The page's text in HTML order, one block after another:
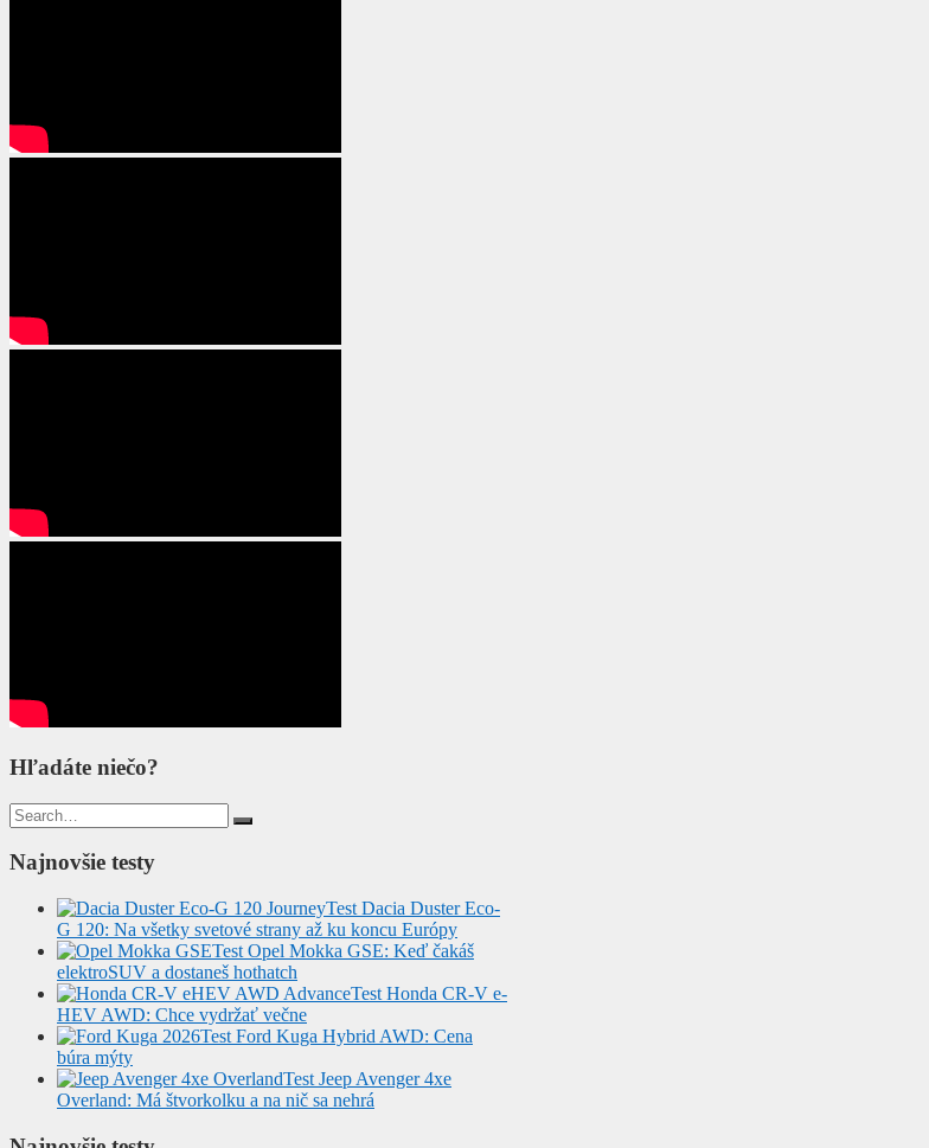
Hľadáte niečo?
Search
for:
Najnovšie testy
Test Dacia Duster Eco-
G 120: Na všetky svetové strany až ku koncu Európy
Test Opel Mokka GSE: Keď čakáš
elektroSUV a dostaneš hothatch
Test Honda CR-V e-
HEV AWD: Chce vydržať večne
Test Ford Kuga Hybrid AWD: Cena
búra mýty
Test Jeep Avenger 4xe
Overland: Má štvorkolku a na nič sa nehrá